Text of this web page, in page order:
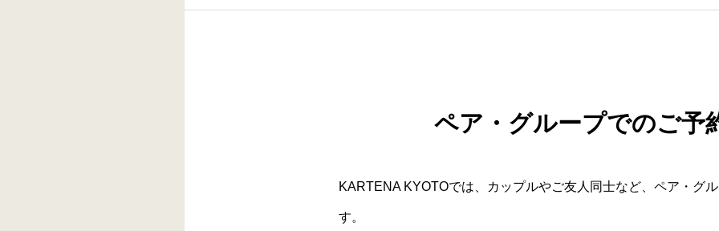
ペア・グループでのご予
KARTENA KYOTOでは、カップルやご友人同士など、ペア・グ
す。